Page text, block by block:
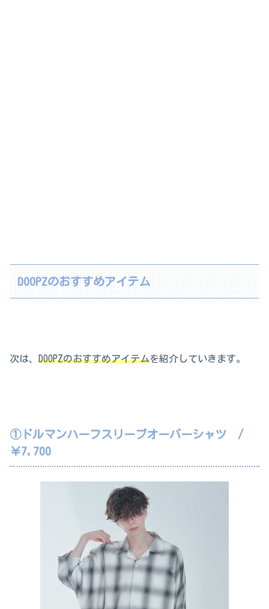
DOOPZのおすすめアイテム
次は、 DOOPZのおすすめアイテムを紹介していきます。
①ドルマンハーフスリーブオーバーシャツ /
￥7,700